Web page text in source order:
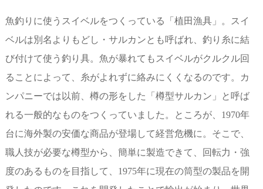
魚釣りに使うスイベルをつくっている「植田漁具」。スイ
ベルは別名よりもどし・サルカンとも呼ばれ、釣り糸に結
び付けて使う釣り具。魚が暴れてもスイベルがクルクル回
ることによって、糸がよれずに絡みにくくなるのです。カ
ンパニーでは以前、樽の形をした「樽型サルカン」と呼ば
れる一般的なものをつくっていました。ところが、1970年
台に海外製の安価な商品が登場して経営危機に。そこで、
職人技が必要な樽型から、簡単に製造できて、回転力・強
度のあるものを目指して、1975年に現在の筒型の製品を開